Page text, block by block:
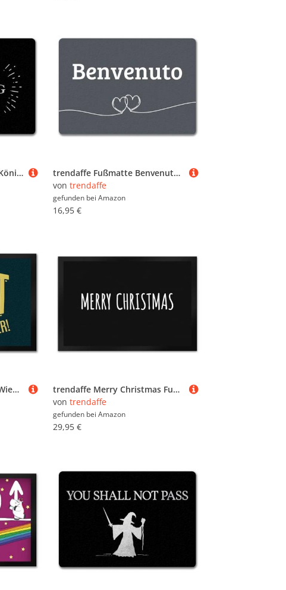
trendaffe Hier regiert der König Fußmatte randlos mit Krone Motiv
trendaffe Fußmatte Benvenuto italienisch in dunkelgrau mit Herzen Zerbino
von trendaffe
gefunden bei Amazon
16,95 €
trendaffe Nicht du Schon Wieder Fußmatte mit Motiv
trendaffe Merry Christmas Fußmatte XL in schwarz-weiß
von trendaffe
gefunden bei Amazon
29,95 €